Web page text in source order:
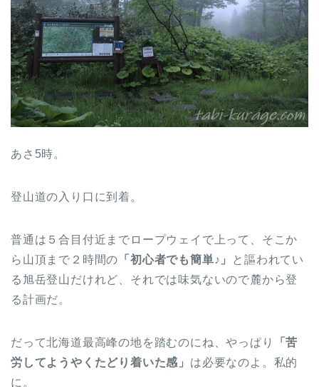
あさ5時。
登山道の入り口に到着。
普通は５合目付近までロープウェイで上って、そこか
ら山頂まで２時間の 「初心者でも簡単♪」
と謳われてい
る旭岳登山だけれど、それでは味気ないので麓から登
る計画だ。
だって北海道最高峰の地を踏むのにね、やっぱり
「苦
労してようやくたどり着いた感」 は必要なのよ。私的
に。